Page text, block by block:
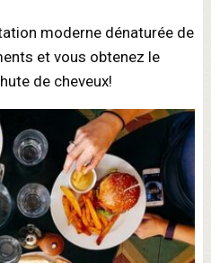
moderne dénaturée de
et vous obtenez le
de cheveux!